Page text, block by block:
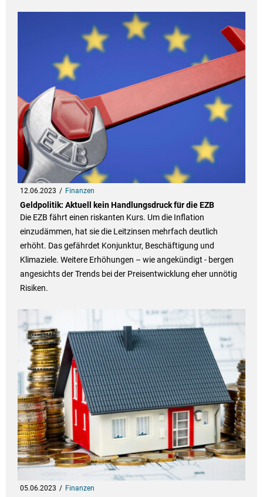
12.06.2023 Finanzen
Geldpolitik: Aktuell kein Handlungsdruck für die EZB
Die EZB fährt einen riskanten Kurs. Um die Inflation
einzudämmen, hat sie die Leitzinsen mehrfach deutlich
erhöht. Das gefährdet Konjunktur, Beschäftigung und
Klimaziele. Weitere Erhöhungen – wie angekündigt - bergen
angesichts der Trends bei der Preisentwicklung eher unnötig
Risiken.
05.06.2023 Finanzen